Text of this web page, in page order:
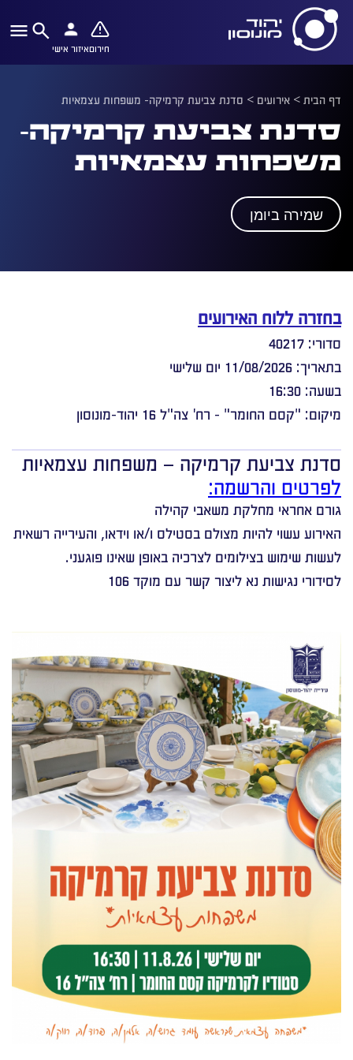
חירוםאיזור אישי
דף הבית> אירועים > סדנת צביעת קרמיקה- משפחות עצמאיות
סדנת צביעת קרמיקה-
משפחות עצמאיות
שמירה ביומן
בחזרה ללוח האירועים
סדורי: 40217
בתאריך: 11/08/2026 יום שלישי
בשעה: 16:30
מיקום: "קסם החומר" - רח' צה"ל 16 יהוד-מונוסון
סדנת צביעת קרמיקה – משפחות עצמאיות
לפרטים והרשמה:
גורם אחראי מחלקת משאבי קהילה
האירוע עשוי להיות מצולם בסטילס ו/או וידאו, והעירייה רשאית
לעשות שימוש בצילומים לצרכיה באופן שאינו פוגעני.
לסידורי נגישות נא ליצור קשר עם מוקד 106